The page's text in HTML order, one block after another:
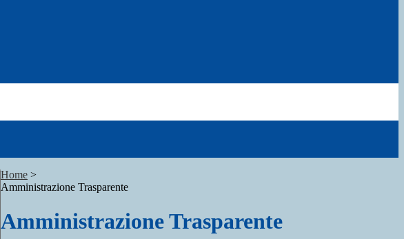
Home >
Amministrazione Trasparente
Amministrazione Trasparente